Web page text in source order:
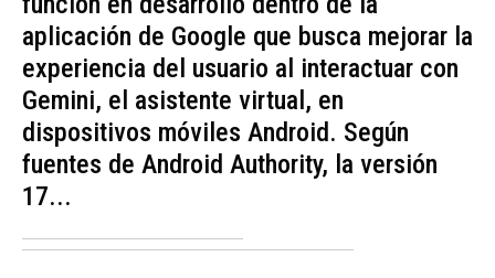
aplicación de Google que busca mejorar la
experiencia del usuario al interactuar con
Gemini, el asistente virtual, en
dispositivos móviles Android. Según
fuentes de Android Authority, la versión
17...